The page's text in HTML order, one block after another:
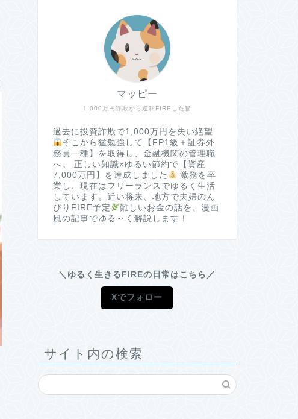
1,000万円詐欺から逆転FIREした猫
マッピー
過去に投資詐欺で1,000万円を失い絶望
そこから猛勉強して【FP1級＋証券外
務員一種】を取得し、金融機関の管理職
へ。 正しい知識×ゆるい節約で【資産
7,000万円】を達成しました
激務を卒
業し、現在はフリーランスでゆるく生活
しています。近い将来、地方で夫婦のん
びりFIRE予定
難しいお金の話を、漫画
風の記事でゆる～く解説します！
＼ゆるく生きるFIREの日常はこちら／
Xでフォロー
サイト内の検索